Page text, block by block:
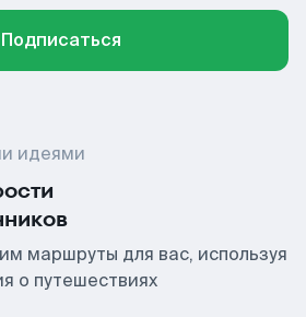
Подписаться
идеями
маршруты для вас, используя
о путешествиях